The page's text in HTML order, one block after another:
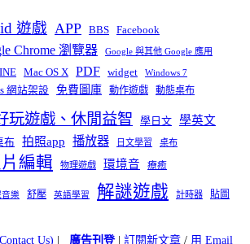
遊戲 APP BBS Facebook
Chrome 瀏覽器 Google 與其他 Google 應用
Mac OS X PDF widget Windows 7
網站架設 免費圖庫 動作遊戲 動態桌布
玩遊戲、休閒益智 學日文 學英文
布 拍照app 播放器 日文學習 桌布
編輯 物理遊戲 環境音 療癒
音樂 舒壓 英語學習 解謎遊戲 計時器
貼圖
Us) | 廣告刊登| 訂閱新文章 / 用 Email